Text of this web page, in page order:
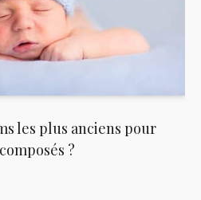
les plus anciens pour
?